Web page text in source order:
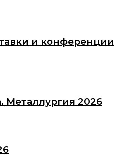
и конференции
Металлургия 2026